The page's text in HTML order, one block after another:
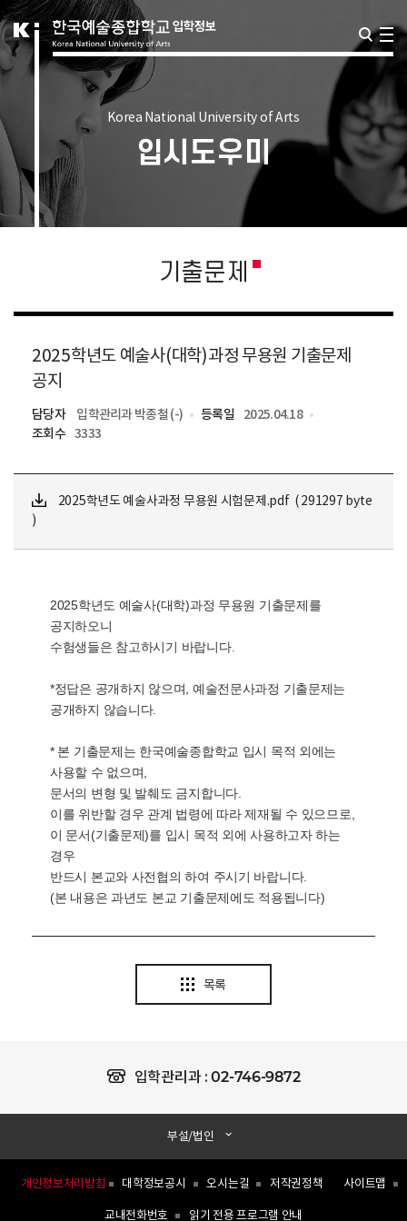
Korea National University of Arts
입시도우미
기출문제
2025학년도 예술사(대학)과정 무용원 기출문제
공지
담당자 입학관리과 박종철 (-) 등록일
2025.04.18
조회수 3333
2025학년도 예술사과정 무용원 시험문제.pdf ( 291297 byte
)
2025학년도 예술사(대학)과정 무용원 기출문제를
공지하오니
수험생들은 참고하시기 바랍니다.
*정답은 공개하지 않으며, 예술전문사과정 기출문제는
공개하지 않습니다.
* 본 기출문제는 한국예술종합학교 입시 목적 외에는
사용할 수 없으며,
문서의 변형 및 발췌도 금지합니다.
이를 위반할 경우 관계 법령에 따라 제재될 수 있으므로,
이 문서(기출문제)를 입시 목적 외에 사용하고자 하는
경우
반드시 본교와 사전협의 하여 주시기 바랍니다.
(본 내용은 과년도 본교 기출문제에도 적용됩니다)
목록
입학관리과 :02-746-9872
개인정보처리방침 대학정보공시 오시는길 저작권정책 사이트맵
교내전화번호 읽기 전용 프로그램 안내
부설/법인